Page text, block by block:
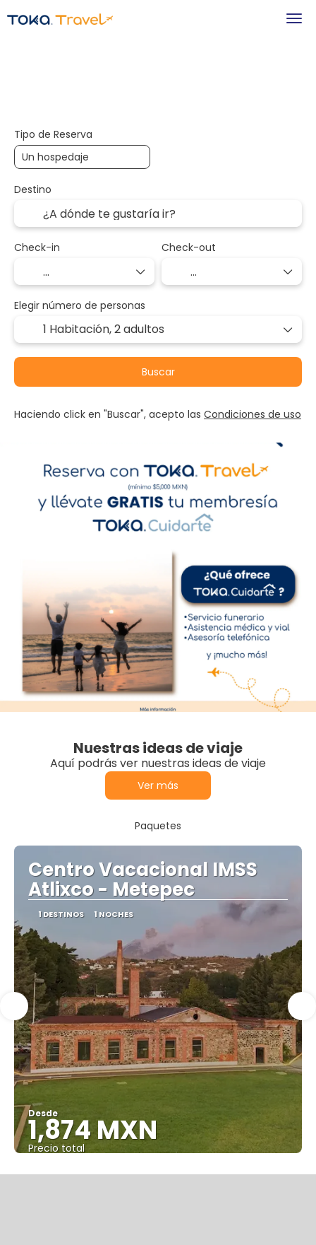
Tipo de Reserva
Destino
Check-in Check-out
Elegir número de personas
1 Habitación,2 adultos
Buscar
Haciendo click en "Buscar", acepto las Condiciones de uso
Nuestras ideas de viaje
Aquí podrás ver nuestras ideas de viaje
Ver más
Paquetes
Centro Vacacional IMSS
Atlixco - Metepec
1 DESTINOS 1 NOCHES
Desde
1,874 MXN
Precio total